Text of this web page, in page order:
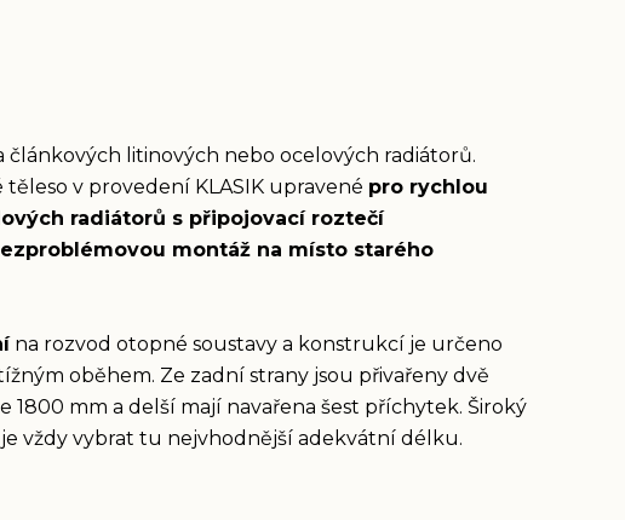
litinových nebo ocelových radiátorů.
v provedení KLASIK upravené pro rychlou
radiátorů s připojovací roztečí
montáž na místo starého
na rozvod otopné soustavy a konstrukcí je určeno
oběhem. Ze zadní strany jsou přivařeny dvě
mm a delší mají navařena šest příchytek. Široký
vždy vybrat tu nejvhodnější adekvátní délku.